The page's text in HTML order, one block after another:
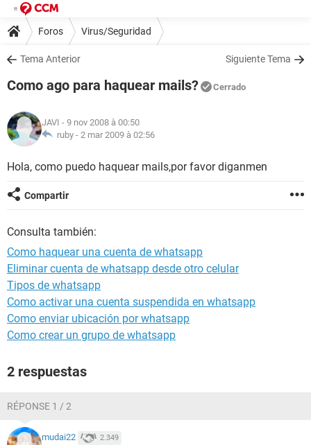
Foros Virus/Seguridad
Tema Anterior Siguiente Tema
Como ago para haquear mails? Cerrado
JAVI - 9 nov 2008 à 00:50
ruby - 2 mar 2009 à 02:56
Hola, como puedo haquear mails,por favor diganmen
Compartir
Consulta también:
Como haquear una cuenta de whatsapp
Eliminar cuenta de whatsapp desde otro celular
Tipos de whatsapp
Como activar una cuenta suspendida en whatsapp
Como enviar ubicación por whatsapp
Como crear un grupo de whatsapp
2 respuestas
RÉPONSE 1 / 2
mudai22 2.349